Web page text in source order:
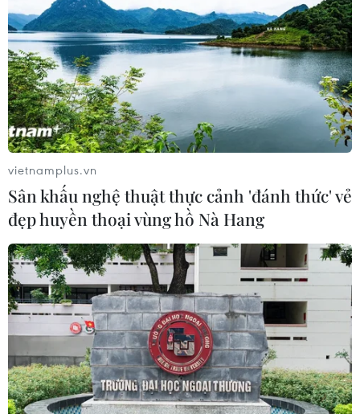
vietnamplus.vn
Sân khấu nghệ thuật thực cảnh 'đánh thức' vẻ
đẹp huyền thoại vùng hồ Nà Hang